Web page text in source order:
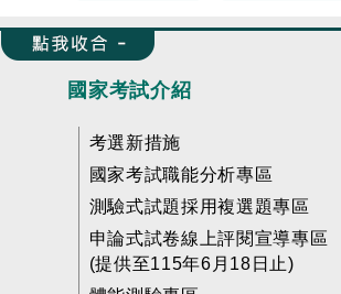
收合 FatFooter
國家考試介紹
考選新措施
國家考試職能分析專區
測驗式試題採用複選題專區
申論式試卷線上評閱宣導專區
(提供至115年6月18日止)